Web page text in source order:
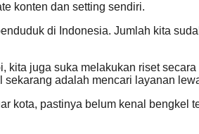
konten dan setting sendiri.
di Indonesia. Jumlah kita
juga suka melakukan riset
adalah mencari layanan
kota, pastinya belum kenal bengkel